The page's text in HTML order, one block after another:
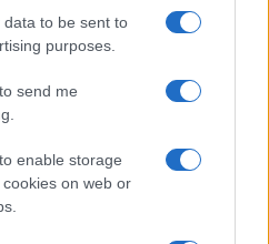
to be sent to
purposes.
send me
enable storage
on web or